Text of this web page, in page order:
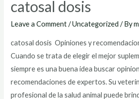
catosal dosis
Leave a Comment /Uncategorized / By
catosal dosis Opiniones y
Cuando se trata de elegir el mejor
siempre es una buena idea buscar
recomendaciones de expertos. Su
profesional de la salud animal puede